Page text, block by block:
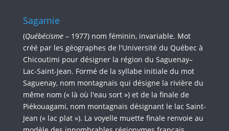
Sagamie
(Québécisme – 1977) nom féminin, invariable. Mot
créé par les géographes de l'Université du Québec à
Chicoutimi pour désigner la région du Saguenay–
Lac-Saint-Jean. Formé de la syllabe initiale du mot
Saguenay, nom montagnais qui désigne la rivière du
même nom (« là où l'eau sort ») et de la finale de
Piékouagami, nom montagnais désignant le lac Saint-
Jean (« lac plat »). La voyelle muette finale renvoie au